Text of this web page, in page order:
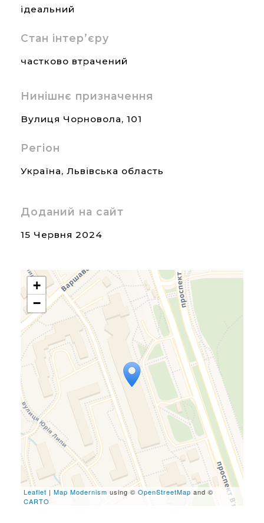
ідеальний
Стан інтер’єру
частково втрачений
Нинішнє призначення
Вулиця Чорновола, 101
Регіон
Україна, Львівська область
Доданий на сайт
15 Червня 2024
Travelers' Map is loading...
If you see this after your
page is loaded completely,
leafletJS files are missing.
+
−
Leaflet | Map Modernism using © OpenStreetMap and ©
CARTO